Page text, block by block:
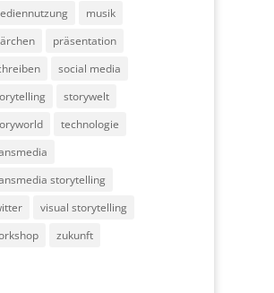
musik
präsentation
social media
storywelt
technologie
storytelling
visual storytelling
zukunft